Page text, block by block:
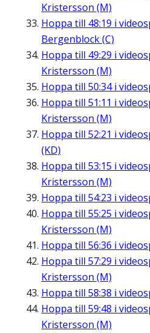
Kristersson (M)
Hoppa till 48:19 i
Bergenblock (C)
Hoppa till 49:29 i
Kristersson (M)
Hoppa till 50:34i
Hoppa till 51:11 i
Kristersson (M)
Hoppa till 52:21 i
(KD)
Hoppa till 53:15 i
Kristersson (M)
Hoppa till 54:23 i
Hoppa till 55:25 i
Kristersson (M)
Hoppa till 56:36 i
Hoppa till 57:29 i
Kristersson (M)
Hoppa till 58:38 i
Hoppa till 59:48 i
Kristersson (M)